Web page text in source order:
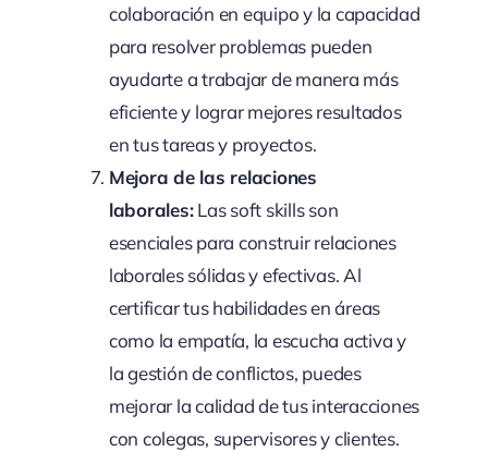
colaboración en equipo y la capacidad
para resolver problemas pueden
ayudarte a trabajar de manera más
eficiente y lograr mejores resultados
en tus tareas y proyectos.
Mejora de las relaciones
laborales:Las soft skills son
esenciales para construir relaciones
laborales sólidas y efectivas. Al
certificar tus habilidades en áreas
como la empatía, la escucha activa y
la gestión de conflictos, puedes
mejorar la calidad de tus interacciones
con colegas, supervisores y clientes.